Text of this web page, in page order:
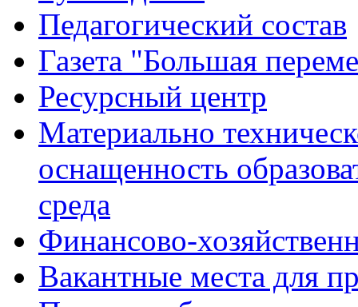
Педагогический состав
Газета "Большая
Ресурсный центр
Материально
оснащенность
среда
Финансово-
Вакантные места для